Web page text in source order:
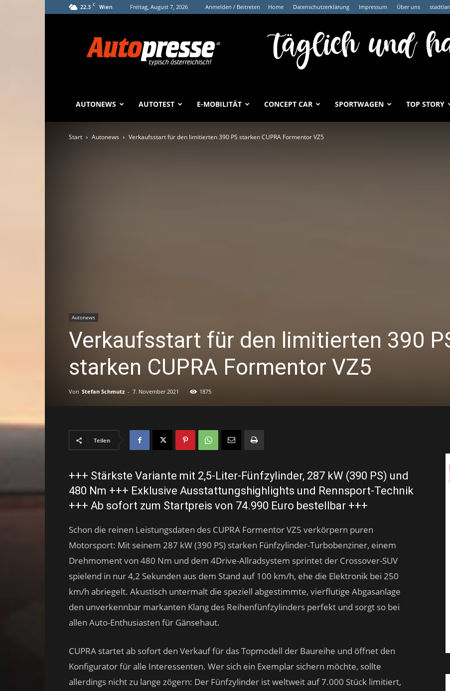
22.3 C Wien Freitag, August 7, 2026 Anmelden / Beitreten Home Datenschutzerklärung Impressum Über uns
AUTONEWS AUTOTEST E-MOBILITÄT CONCEPT CAR SPORTWAGEN TOP STORY
Start Autonews Verkaufsstart für den limitierten 390 PS starken CUPRA Formentor VZ5
Autonews
Verkaufsstart für den limitierten 390
starken CUPRA Formentor VZ5
Von Stefan Schmutz - 7. November 2021 1875
Teilen
+++ Stärkste Variante mit 2,5-Liter-Fünfzylinder, 287 kW (390 PS) und
480 Nm +++ Exklusive Ausstattungshighlights und Rennsport-Technik
+++ Ab sofort zum Startpreis von 74.990 Euro bestellbar +++
Schon die reinen Leistungsdaten des CUPRA Formentor VZ5 verkörpern puren
Motorsport: Mit seinem 287 kW (390 PS) starken Fünfzylinder-Turbobenziner, einem
Drehmoment von 480 Nm und dem 4Drive-Allradsystem sprintet der Crossover-SUV
spielend in nur 4,2 Sekunden aus dem Stand auf 100 km/h, ehe die Elektronik bei 250
km/h abriegelt. Akustisch untermalt die speziell abgestimmte, vierflutige Abgasanlage
den unverkennbar markanten Klang des Reihenfünfzylinders perfekt und sorgt so bei
allen Auto-Enthusiasten für Gänsehaut.
CUPRA startet ab sofort den Verkauf für das Topmodell der Baureihe und öffnet den
Konfigurator für alle Interessenten. Wer sich ein Exemplar sichern möchte, sollte
allerdings nicht zu lange zögern: Der Fünfzylinder ist weltweit auf 7.000 Stück limitiert,